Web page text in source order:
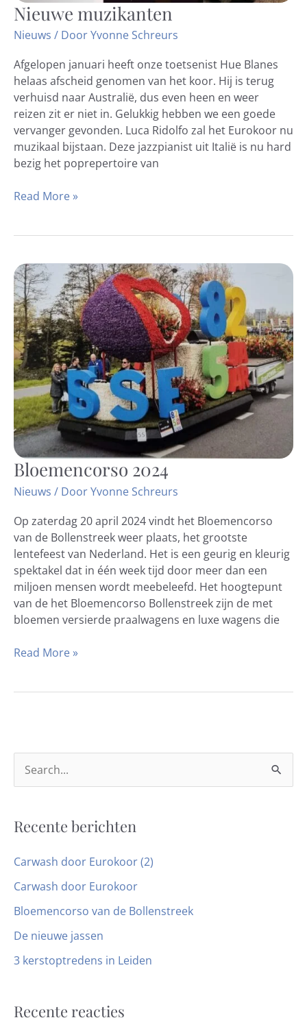
Nieuwe muzikanten
Nieuws / DoorYvonne Schreurs
Afgelopen januari heeft onze toetsenist Hue Blanes
helaas afscheid genomen van het koor. Hij is terug
verhuisd naar Australië, dus even heen en weer
reizen zit er niet in. Gelukkig hebben we een goede
vervanger gevonden. Luca Ridolfo zal het Eurokoor nu
muzikaal bijstaan. Deze jazzpianist uit Italië is nu hard
bezig het poprepertoire van
Nieuwe
muzikanten
Read More »
Bloemencorso 2024
Nieuws / DoorYvonne Schreurs
Op zaterdag 20 april 2024 vindt het Bloemencorso
van de Bollenstreek weer plaats, het grootste
lentefeest van Nederland. Het is een geurig en kleurig
spektakel dat in één week tijd door meer dan een
miljoen mensen wordt meebeleefd. Het hoogtepunt
van de het Bloemencorso Bollenstreek zijn de met
bloemen versierde praalwagens en luxe wagens die
Bloemencorso
Read More »
n
a
a
Recente berichten
Carwash door Eurokoor (2)
Carwash door Eurokoor
Bloemencorso van de Bollenstreek
De nieuwe jassen
3 kerstoptredens in Leiden
Recente reacties